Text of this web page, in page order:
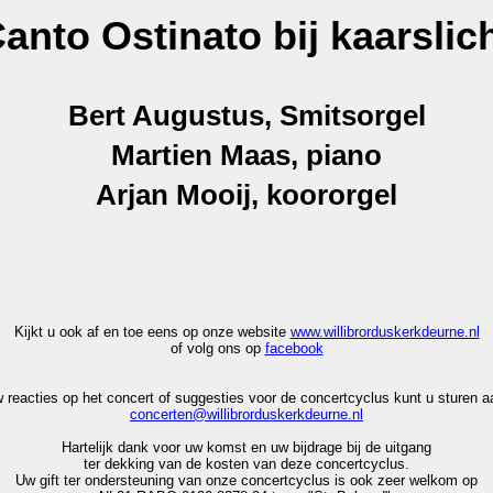
Ostinato bij
Bert Augustus, Smitsorgel
Martien Maas, piano
Arjan Mooij, koororgel
Kijkt u ook af en toe eens op onze website www.willibrorduskerkdeurne.nl
of volg ons op facebook
reacties op het concert of suggesties voor de concertcyclus kunt u sturen
concerten@willibrorduskerkdeurne.nl
Hartelijk dank voor uw komst en uw bijdrage bij de uitgang
ter dekking van de kosten van deze concertcyclus.
Uw gift ter ondersteuning van onze concertcyclus is ook zeer welkom op